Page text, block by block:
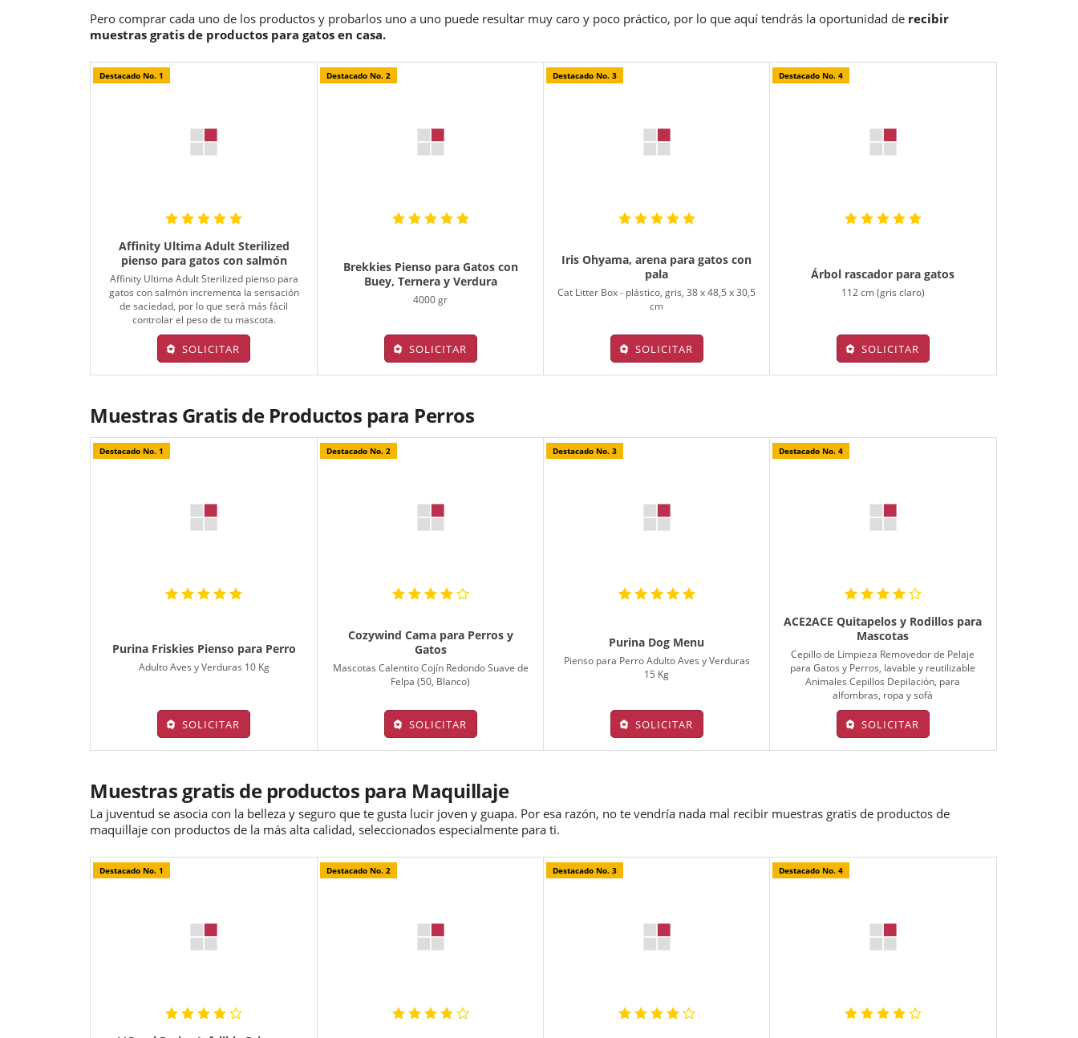
Pero comprar cada uno de los productos y probarlos uno a uno puede resultar muy caro y poco práctico, por lo que aquí tendrás la oportunidad de recibir
muestras gratis de productos para gatos en casa.
Destacado No. 1
Affinity Ultima Adult Sterilized
pienso para gatos con salmón
Affinity Ultima Adult Sterilized pienso para
gatos con salmón incrementa la sensación
de saciedad, por lo que será más fácil
controlar el peso de tu mascota.
SOLICITAR
Destacado No. 2
Brekkies Pienso para Gatos con
Buey, Ternera y Verdura
4000 gr
SOLICITAR
Destacado No. 3
Iris Ohyama, arena para gatos con
pala
Cat Litter Box - plástico, gris, 38 x 48,5 x 30,5
cm
SOLICITAR
Destacado No. 4
Árbol rascador para gatos
112 cm (gris claro)
SOLICITAR
Muestras Gratis de Productos para Perros
Destacado No. 1
Purina Friskies Pienso para Perro
Adulto Aves y Verduras 10 Kg
SOLICITAR
Destacado No. 2
Cozywind Cama para Perros y
Gatos
Mascotas Calentito Cojín Redondo Suave de
Felpa (50, Blanco)
SOLICITAR
Destacado No. 3
Purina Dog Menu
Pienso para Perro Adulto Aves y Verduras
15 Kg
SOLICITAR
Destacado No. 4
ACE2ACE Quitapelos y Rodillos para
Mascotas
Cepillo de Limpieza Removedor de Pelaje
para Gatos y Perros, lavable y reutilizable
Animales Cepillos Depilación, para
alfombras, ropa y sofá
SOLICITAR
Muestras gratis de productos para Maquillaje
La juventud se asocia con la belleza y seguro que te gusta lucir joven y guapa. Por esa razón, no te vendría nada mal recibir muestras gratis de productos de
maquillaje con productos de la más alta calidad, seleccionados especialmente para ti.
Destacado No. 1 Destacado No. 2 Destacado No. 3 Destacado No. 4